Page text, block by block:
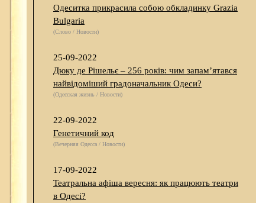
Одеситка прикрасила собою обкладинку Grazia
Bulgaria
(Слово / Новости)
25-09-2022
Дюку де Рішельє – 256 років: чим запам’ятався
найвідоміший градоначальник Одеси?
(Одесская жизнь / Новости)
22-09-2022
Генетичний код
(Вечерняя Одесса / Новости)
17-09-2022
Театральна афіша вересня: як працюють театри
в Одесі?